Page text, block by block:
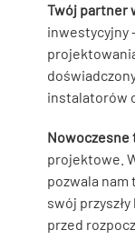
Twój partner
inwestycyjny
instalatorów
Nowoczesne
projektowe.
pozwala nam
swój
przed